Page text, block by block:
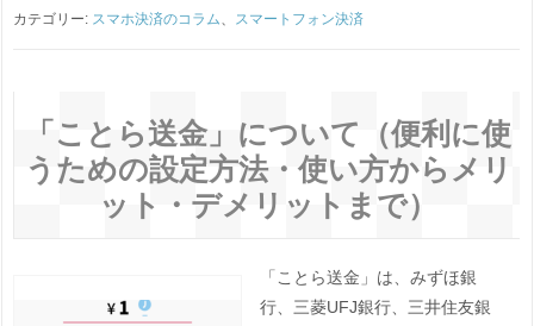
カテゴリー: スマホ決済のコラム、 スマートフォン決済
「ことら送金」について（便利に使
うための設定方法・使い方からメリ
ット・デメリットまで）
「ことら送金」は、みずほ銀
行、三菱UFJ銀行、三井住友銀